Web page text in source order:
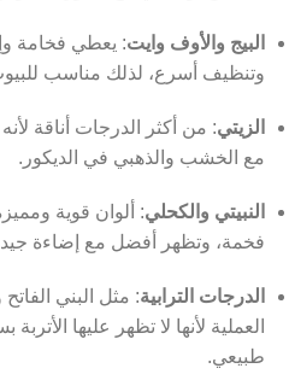
البيج والأوف وايت: يعطي فخامة
وتنظيف أسرع، لذلك مناسب للبيوت
الزيتي: من أكثر الدرجات أناقة
مع الخشب والذهبي في الديكور.
النبيتي والكحلي: ألوان قوية
فخمة، وتظهر أفضل مع إضاءة
الدرجات الترابية: مثل البني
العملية لأنها لا تظهر عليها
طبيعي.